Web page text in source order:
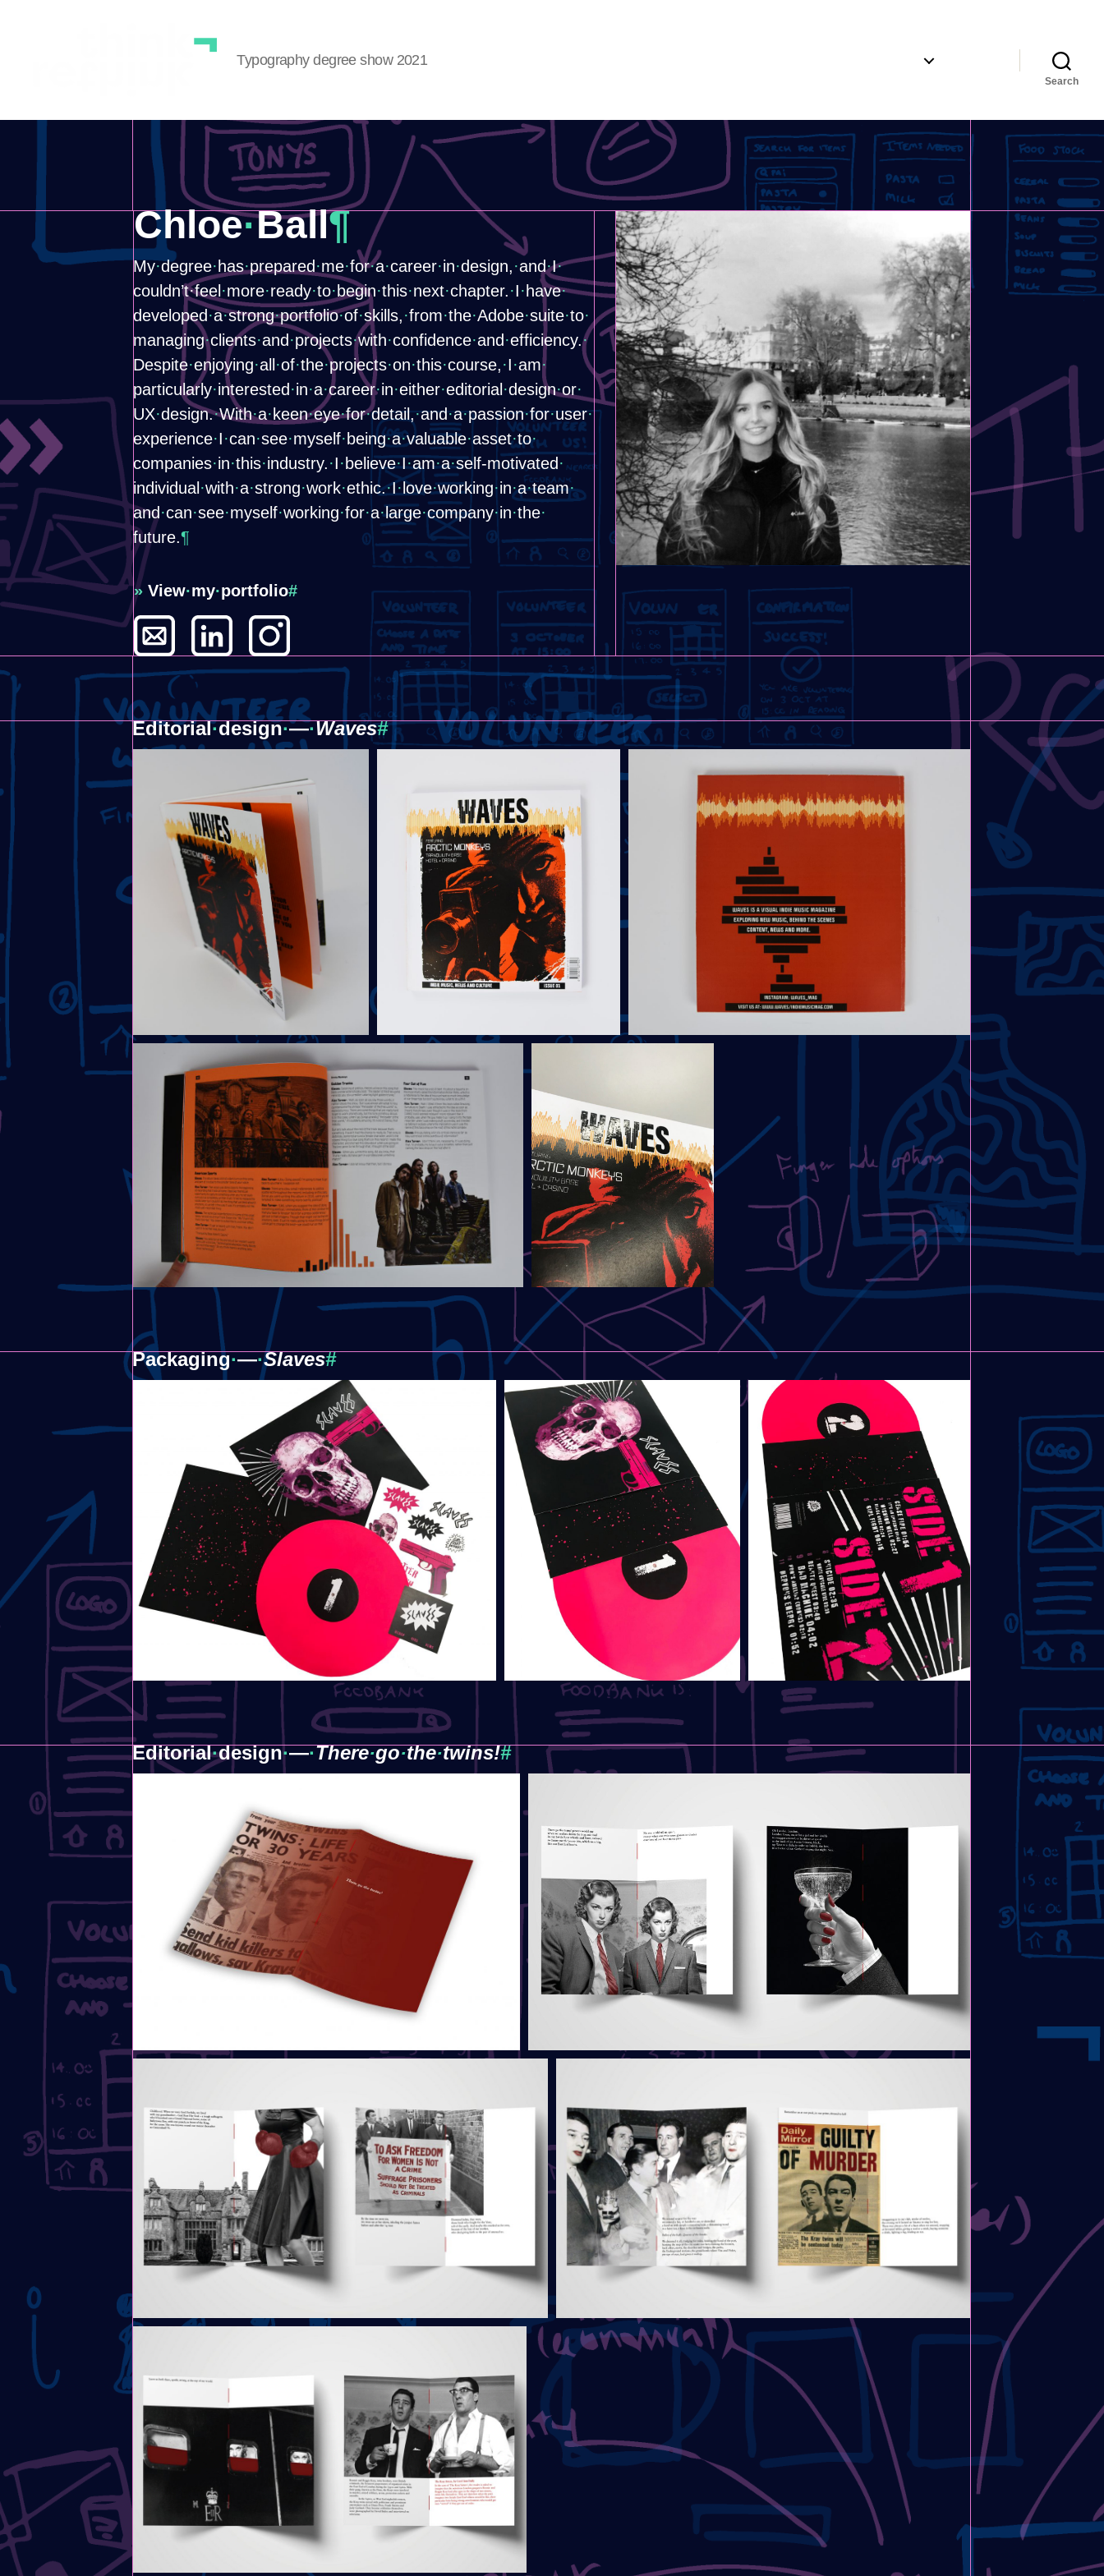
Typography degree show 2021
Search
Chloe·​Ball¶
My·​degree· ​has·​prepared ·​me·​for·​a·​career·​in·​design,·​and·​I·​
couldn’t·​feel ·​more·​ready·​to· ​begin·​this·​next·​chapter.·​I· ​have·​
developed ·​a·​strong·​portfolio·​of·​skills,·​from·​the·​Adobe·​suite·​to·
managing·​clients·​and ·​projects·​with·​confidence·​and ·​efficiency.·​
Despite·​enjoying·​all ·​of·​the·​projects·​on·​this·​course,·​I·​am·​
particularly·​interested ·​in·​a·​career·​in·​either·​editorial ·​design·​or·
UX·​design.·With·​a· ​keen·​eye·​for·​detail,·​and·​a·​passion·​for·​user·​
experience·​I·​can·​see·​myself· ​being·​a·​valuable·​asset·​to·​
companies·​in·​this·​industry.·​I· ​believe·​I·​am·​a·​self-motivated ·
individual ·​with·​a·​strong·​work·​ethic.·​I· ​love·​working·​in·​a·​team·​
and ·​can·​see·​myself·​working·​for·​a·​large·​company·​in·​the·
future.¶
»View·my·portfolio#
Editorial·​design·​—·Waves#
Packaging·​—·Slaves#
Editorial·​design·​—·There·​go·​the·​twins!#